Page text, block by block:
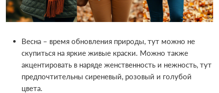
Весна – время обновления природы, тут можно не
скупиться на яркие живые краски. Можно также
акцентировать в наряде женственность и нежность, тут
предпочтительны сиреневый, розовый и голубой
цвета.